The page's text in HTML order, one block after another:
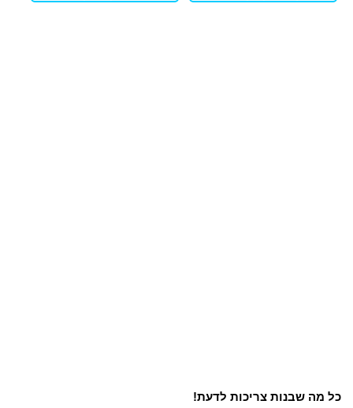
כל מה שבנות צריכות לדעת!